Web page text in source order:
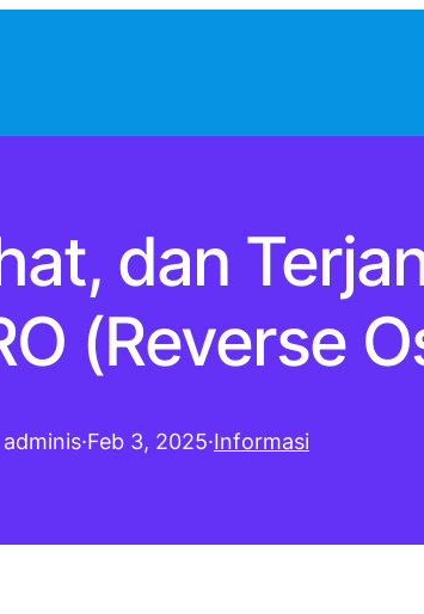
dan
(Reverse
adminis·Feb 3, 2025·Informasi